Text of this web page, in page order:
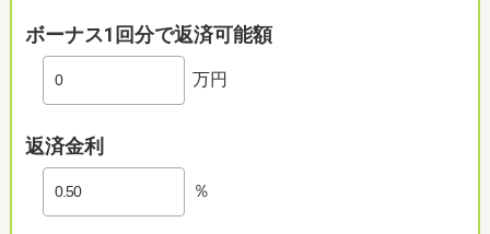
ボーナス1回分で返済可能額
万円
返済金利
％